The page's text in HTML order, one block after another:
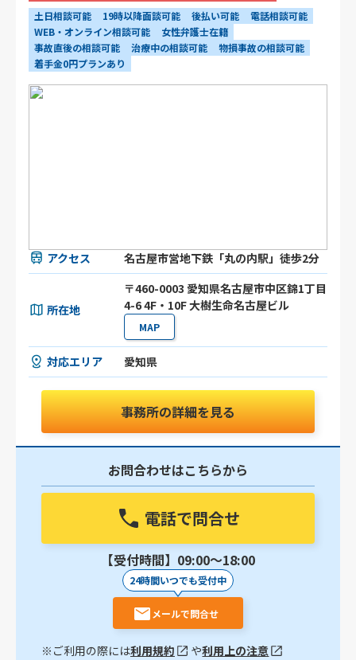
土日相談可能 19時以降面談可能 後払い可能
電話相談可能
WEB・オンライン相談可能
女性弁護士在籍
事故直後の相談可能
治療中の相談可能
物損事故の相談可能
着手金0円プランあり
アクセス 名古屋市営地下鉄「丸の内駅」徒歩2分
所在地
〒460-0003 愛知県名古屋市中区錦1丁目
4-6 4F・10F 大樹生命名古屋ビル
MAP
対応エリア 愛知県
事務所の詳細を見る
お問合わせはこちらから
電話で問合せ
【受付時間】09:00〜18:00
24時間いつでも受付中
メールで問合せ
※ご利用の際には利用規約 や利用上の注意